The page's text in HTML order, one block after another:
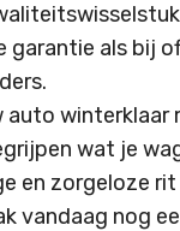
garantie als bij
auto winterklaar
wat je
en zorgeloze
vandaag nog